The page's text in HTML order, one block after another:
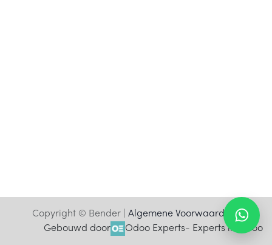
Copyright © Bender | Algemene Voorwaarden
Gebouwd door
Odoo Experts- Experts in Odoo